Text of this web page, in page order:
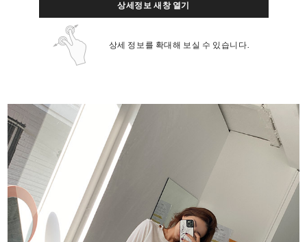
상세정보 새창 열기
상세 정보를 확대해 보실 수 있습니다.